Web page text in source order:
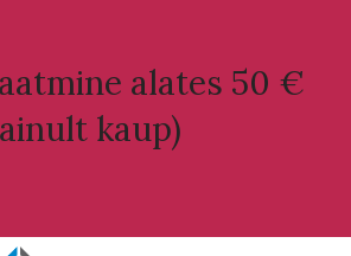
alates 50 €
kaup)